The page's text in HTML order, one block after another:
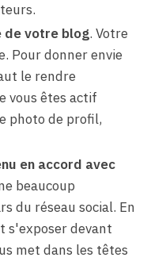
de votre blog. Votre
Pour donner envie
le rendre
vous êtes actif
photo de profil,
en accord avec
beaucoup
du réseau social. En
s'exposer devant
met dans les têtes